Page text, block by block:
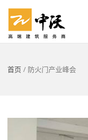
首页 / 防火门产业峰会